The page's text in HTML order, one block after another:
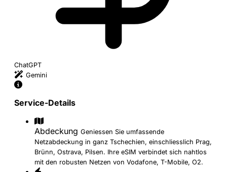
ChatGPT
Gemini
Service-Details
Abdeckung Geniessen Sie umfassende
Netzabdeckung in ganz Tschechien, einschliesslich Prag,
Brünn, Ostrava, Pilsen. Ihre eSIM verbindet sich nahtlos
mit den robusten Netzen von Vodafone, T-Mobile, O2.